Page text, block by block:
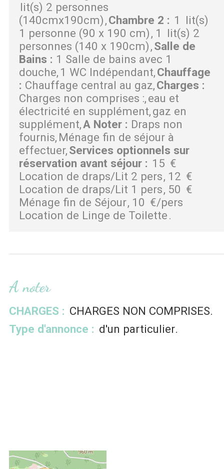
lit(s) 2 personnes
(140cmx190cm) Chambre 2 : 1
lit(s)
1 personne (90 x 190 cm) 1
lit(s) 2
personnes (140 x 190cm) Salle de
Bains : 1 Salle de bains avec 1
douche 1 WC Indépendant Chauffage
: Chauffage central au gaz Charges :
Charges non comprises : eau et
électricité en supplément gaz en
supplément A Noter : Draps non
fournis Ménage fin de séjour à
effectuer Services optionnels sur
réservation avant séjour : 15 €
Location de draps/Lit 2 pers 12 €
Location de draps/Lit 1 pers 50 €
Ménage fin de Séjour 10 €/pers
Location de Linge de Toilette
A noter
CHARGES : CHARGES NON COMPRISES
Type d'annonce : d'un particulier